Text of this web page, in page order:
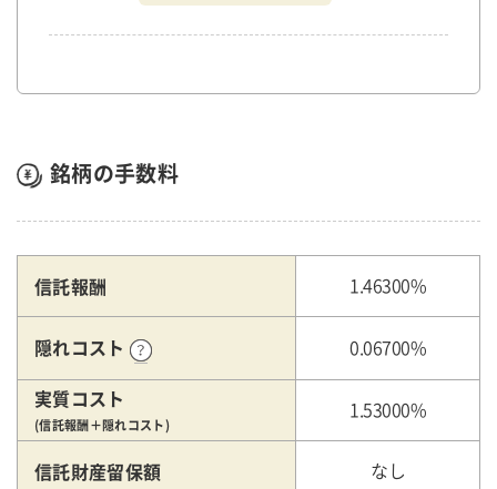
銘柄の手数料
信託報酬 1.46300%
隠れコスト 0.06700%
実質コスト
(信託報酬＋隠れコスト)
1.53000%
信託財産留保額 なし